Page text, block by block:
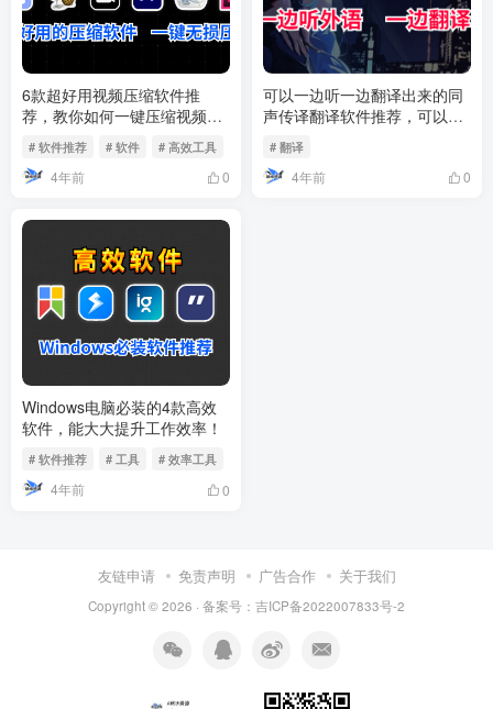
6款超好用视频压缩软件推
荐，教你如何一键压缩视频，
没有画质损失，再也不用担心
硬盘爆掉了！
# 软件推荐 # 软件 # 高效工具
4年前 0
可以一边听一边翻译出来的同
声传译翻译软件推荐，可以实
# 翻译
4年前 0
Windows电脑必装的4款高效
软件，能大大提升工作效率！
# 软件推荐 # 工具 # 效率工具
4年前 0
友链申请 免责声明 广告合作 关于我们
Copyright © 2026 · 备案号：吉ICP备2022007833号-2